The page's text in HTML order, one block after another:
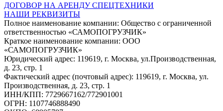
ДОГОВОР НА АРЕНДУ СПЕЦТЕХНИКИ
НАШИ РЕКВИЗИТЫ
Полное наименование компании: Общество с ограниченной
ответственностью «САМОПОГРУЗЧИК»
Краткое наименование компании: ООО
«САМОПОГРУЗЧИК»
Юридический адрес: 119619, г. Москва, ул.Производственная,
д. 23, стр. 1
Фактический адрес (почтовый адрес): 119619, г. Москва, ул.
Производственная, д. 23, стр. 1
ИНН/КПП: 7729667162/772901001
ОГРН: 1107746888490